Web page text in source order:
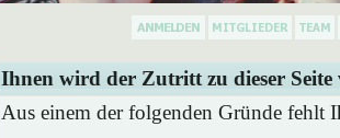
Ihnen wird der Zutritt zu dieser Seite
Aus einem der folgenden Gründe fehlt